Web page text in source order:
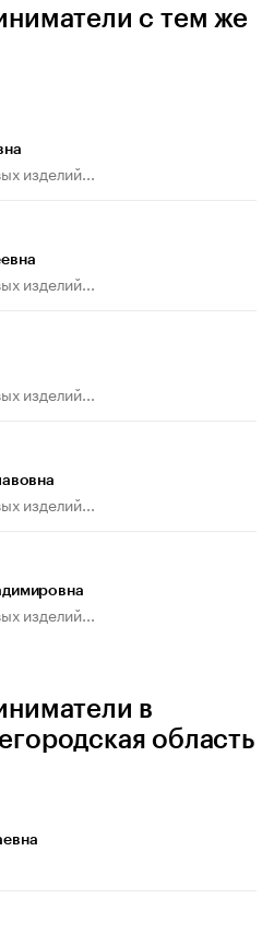
с тем же
изделий...
изделий...
изделий...
изделий...
изделий...
в
область